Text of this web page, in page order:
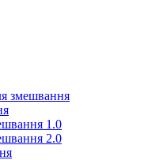
змешвання
1.0
2.0